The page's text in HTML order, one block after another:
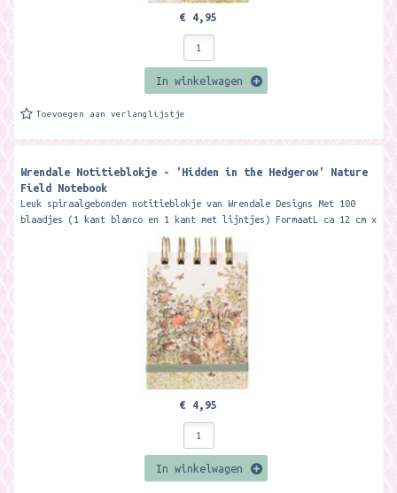
€ 4,95
In winkelwagen
Toevoegen aan verlanglijstje
Wrendale Notitieblokje - 'Hidden in the Hedgerow' Nature
Field Notebook
Leuk spiraalgebonden notitieblokje van Wrendale Designs Met 100
blaadjes (1 kant blanco en 1 kant met lijntjes) FormaatL ca 12 cm x
€ 4,95
In winkelwagen